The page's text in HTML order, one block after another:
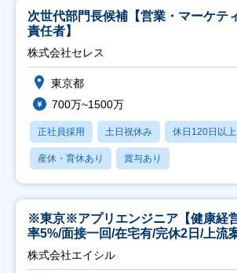
次世代部門長候補【営業・マーケテ
責任者】
株式会社セレス
東京都
700万~1500万
正社員採用 土日祝休み 休日120日以上
産休・育休あり 賞与あり
※東京※アプリエンジニア【健康経
率5%/面接一回/在宅有/完休2日/上流
株式会社エイシル